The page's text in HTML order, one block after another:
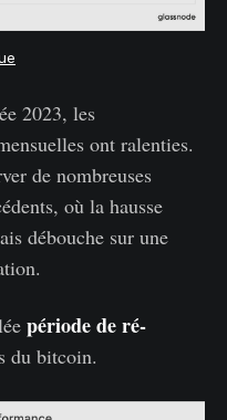
2023, les
ont ralenties.
de nombreuses
où la hausse
débouche sur une
période de ré-
du bitcoin.